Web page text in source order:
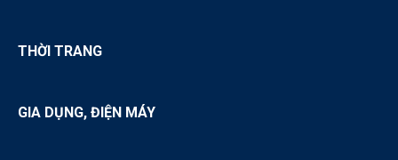
THỜI TRANG
GIA DỤNG, ĐIỆN MÁY